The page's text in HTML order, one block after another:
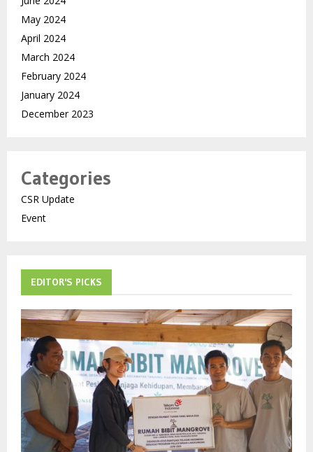
May 2024
April 2024
March 2024
February 2024
January 2024
December 2023
Categories
CSR Update
Event
EDITOR'S PICKS